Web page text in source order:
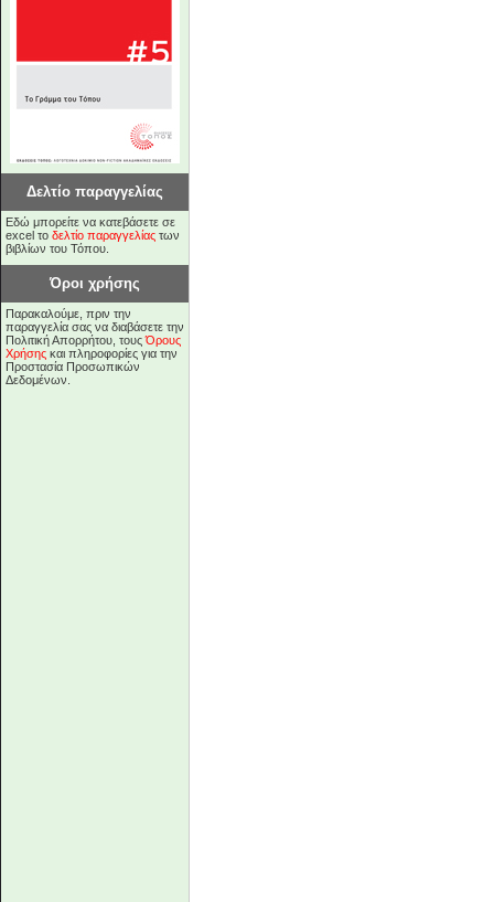
Δελτίο παραγγελίας
Εδώ μπορείτε να κατεβάσετε σε
excel το δελτίο παραγγελίας των
βιβλίων του Τόπου.
Όροι χρήσης
Παρακαλούμε, πριν την
παραγγελία σας να διαβάσετε την
Πολιτική Απορρήτου, τουςΌρους
Χρήσης και πληροφορίες για την
Προστασία Προσωπικών
Δεδομένων.